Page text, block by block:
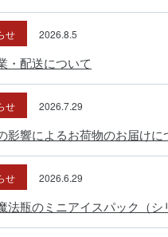
せ 2026.8.5
・配送について
せ 2026.7.29
影響によるお荷物のお届けに
せ 2026.6.29
法瓶のミニアイスパック（